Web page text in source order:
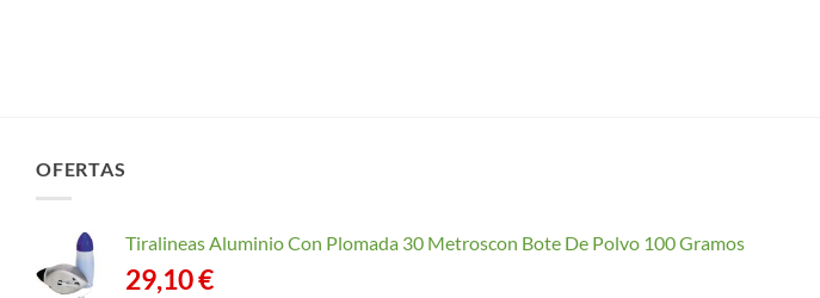
OFERTAS
Tiralineas Aluminio Con Plomada 30 Metroscon Bote De Polvo 100 Gramos
29,10€